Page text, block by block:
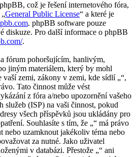
což je řešení internetového fóra,
General Public License“ a které je
. phpBB software pouze
diskuze. Pro další informace o phpBB
.
fórum pohoršujícím, hanlivým,
jiným materiálem, který by mohl
vaší zemi, zákony v zemi, kde sídlí „“,
Tato činnost může vést
z fóra a/nebo upozornění vašeho
služeb (ISP) na vaši činnost, pokud
všech příspěvků jsou ukládány pro
Souhlasíte s tím, že „“ má právo
nebo uzamknout jakékoliv téma nebo
za nutné. Jako uživatel
v databázi. Přestože „“ ani